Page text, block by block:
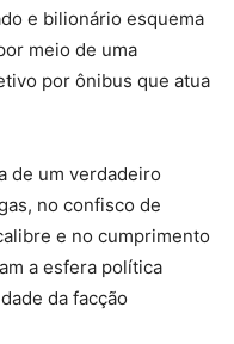
e bilionário esquema
meio de uma
por ônibus que atua
de um verdadeiro
no confisco de
e no cumprimento
a esfera política
da facção